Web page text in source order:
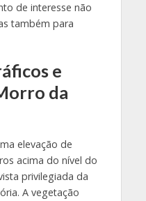
de interesse não
também para
e
da
elevação de
acima do nível do
privilegiada da
A vegetação